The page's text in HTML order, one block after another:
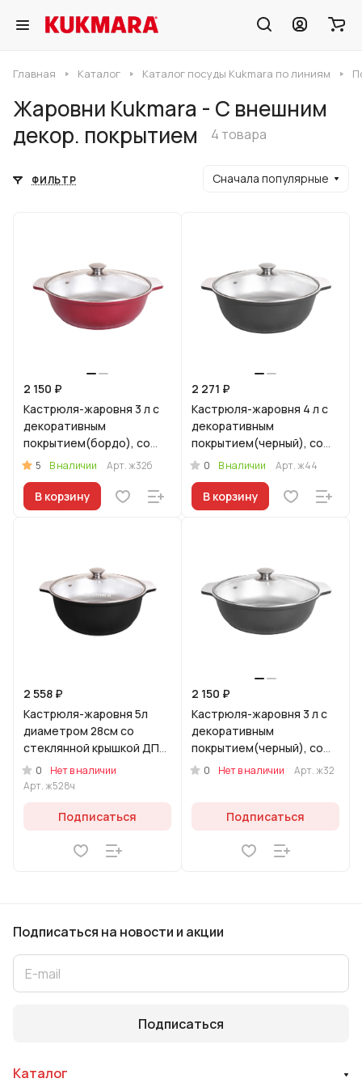
Главная Каталог Каталог посуды Kukmara по линиям
Жаровни Kukmara - С внешним
декор. покрытием
4 товара
ФИЛЬТР Сначала популярные
2 150 ₽
Кастрюля-жаровня 3 л с
декоративным
покрытием(бордо), со
стеклянной крышкой
5 В наличии Арт.ж32б
В корзину
2 271 ₽
Кастрюля-жаровня 4 л с
декоративным
покрытием(черный), со
стеклянной крышкой
0 В наличии Арт.ж44
В корзину
2 558 ₽
Кастрюля-жаровня 5л
диаметром 28см со
стеклянной крышкой ДП
(черный)
0
Нет в наличии
Арт.ж528ч
Подписаться
2 150 ₽
Кастрюля-жаровня 3 л с
декоративным
покрытием(черный), со
стеклянной крышкой
0 Нет в наличии Арт.ж32
Подписаться
Подписаться на новости и акции
Подписаться
Каталог